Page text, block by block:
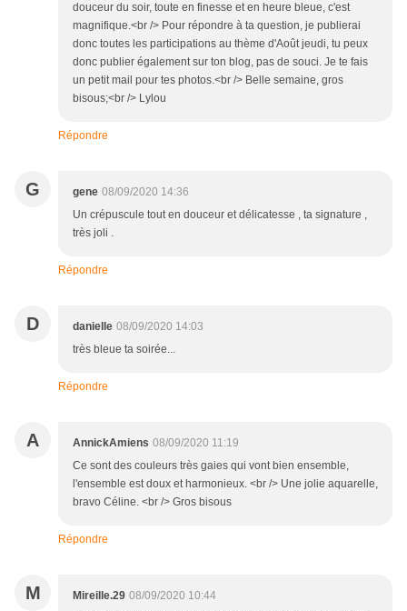
douceur du soir, toute en finesse et en heure bleue, c'est
magnifique.<br /> Pour répondre à ta question, je publierai
donc toutes les participations au thème d'Août jeudi, tu peux
donc publier également sur ton blog, pas de souci. Je te fais
un petit mail pour tes photos.<br /> Belle semaine, gros
bisous;<br /> Lylou
Répondre
G gene 08/09/2020 14:36
Un crépuscule tout en douceur et délicatesse , ta signature ,
très joli .
Répondre
D danielle 08/09/2020 14:03
très bleue ta soirée...
Répondre
A AnnickAmiens 08/09/2020 11:19
Ce sont des couleurs très gaies qui vont bien ensemble,
l'ensemble est doux et harmonieux. <br /> Une jolie aquarelle,
bravo Céline. <br /> Gros bisous
Répondre
M Mireille.29 08/09/2020 10:44